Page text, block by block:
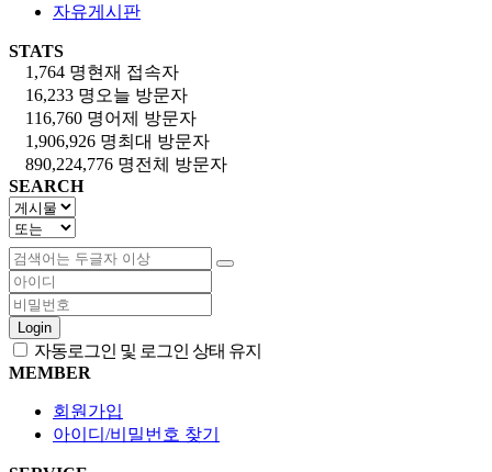
자유게시판
STATS
1,764 명현재 접속자
16,233 명 오늘 방문자
116,760 명어제 방문자
1,906,926 명최대 방문자
890,224,776 명전체 방문자
SEARCH
Login
자동로그인 및 로그인 상태 유지
MEMBER
회원가입
아이디/비밀번호 찾기